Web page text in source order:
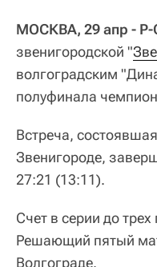
МОСКВА, 29 апр - Р-
звенигородской "
волгоградским
полуфинала
Встреча,
Звенигороде,
27:21 (13:11).
Счет в серии до
Решающий пятый
Волгограде.